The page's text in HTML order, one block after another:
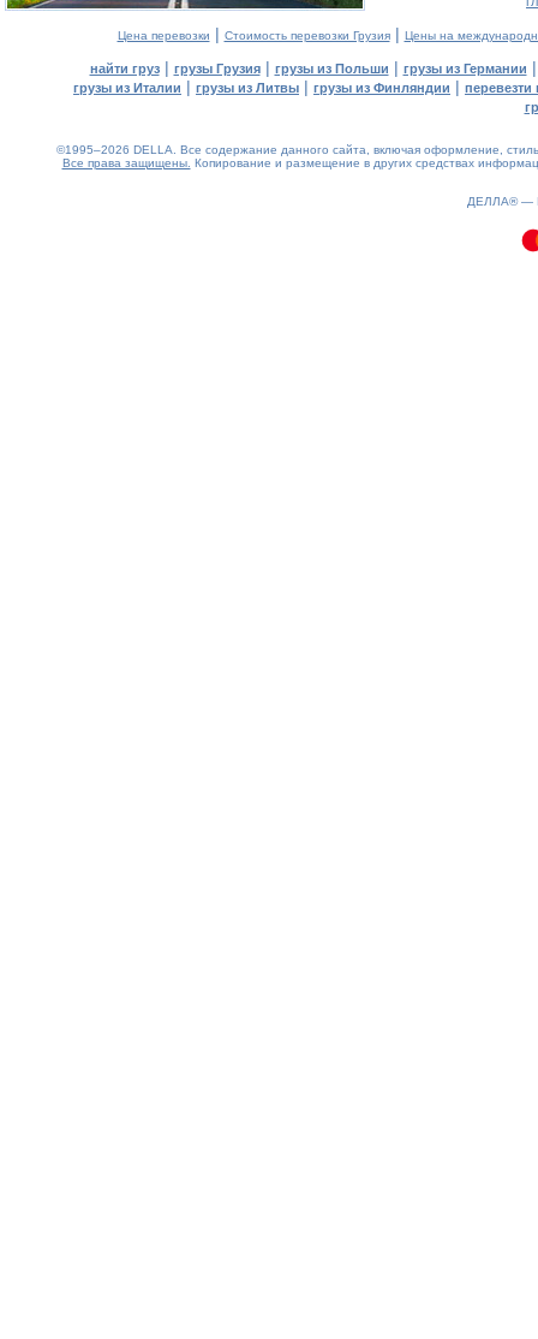
Цена перевозки | Стоимость перевозки Грузия| Цены на
найти груз| грузы Грузия| грузы из Польши | грузы из Германии
грузы из Италии | грузы из Литвы | грузы из Финляндии | перевезти
©1995–2026 DELLA. Все содержание данного сайта, включая оформление,
Все права защищены. Копирование и размещение в других средствах
ДЕЛЛА® —